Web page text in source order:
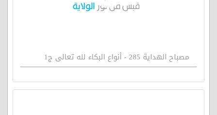
مصباح الهداية 285 - أنواع البكاء لله تعالى ج1